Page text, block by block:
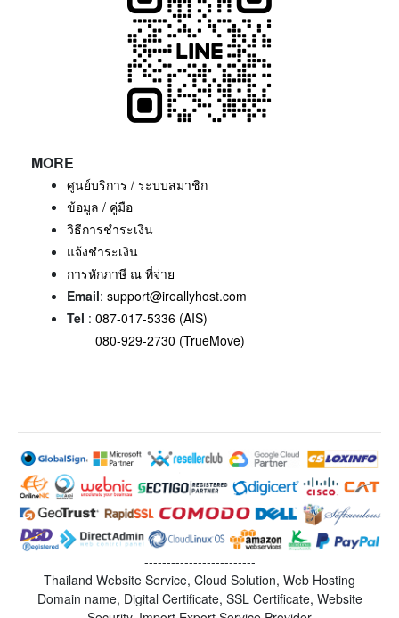
MORE
ศูนย์บริการ / ระบบสมาชิก
ข้อมูล / คู่มือ
วิธีการชำระเงิน
แจ้งชำระเงิน
การหักภาษี ณ ที่จ่าย
Email: support@ireallyhost.com
Tel : 087-017-5336 (AIS)
080-929-2730 (TrueMove)
-------------------------
Thailand Website Service, Cloud Solution, Web Hosting
Domain name, Digital Certificate, SSL Certificate, Website